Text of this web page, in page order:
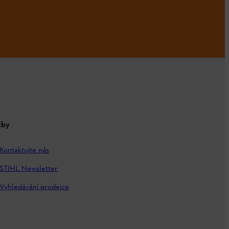
Kontaktujte nás
STIHL Newsletter
Vyhledávání prodejce